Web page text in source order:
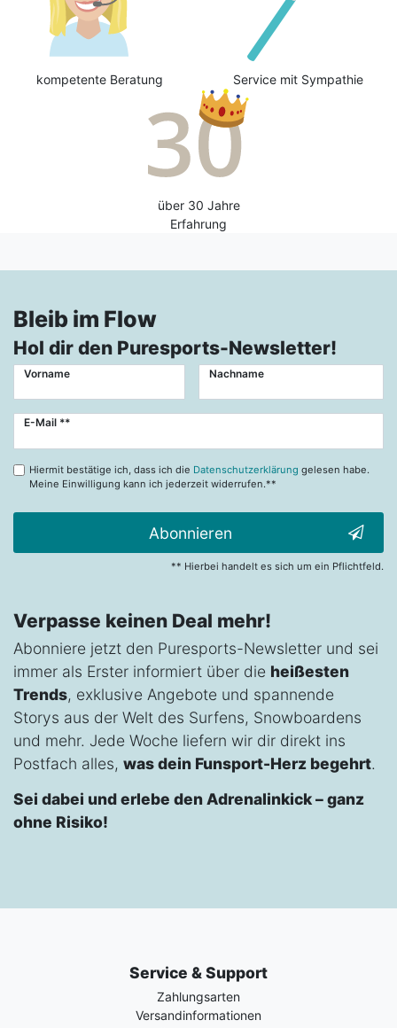
kompetente Beratung Service mit Sympathie
über 30 Jahre
Erfahrung
Bleib im Flow
Hol dir den Puresports-Newsletter!
Vorname Nachname
E-Mail **
Newsletter
Hiermit bestätige ich, dass ich die Datenschutzerklärung gelesen habe.
Meine Einwilligung kann ich jederzeit widerrufen.**
Abonnieren
** Hierbei handelt es sich um ein Pflichtfeld.
Verpasse keinen Deal mehr!
Abonniere jetzt den Puresports-Newsletter und sei
immer als Erster informiert über die heißesten
Trends, exklusive Angebote und spannende
Storys aus der Welt des Surfens, Snowboardens
und mehr. Jede Woche liefern wir dir direkt ins
Postfach alles, was dein Funsport-Herz begehrt.
Sei dabei und erlebe den Adrenalinkick – ganz
ohne Risiko!
Service & Support
Zahlungsarten
Versandinformationen